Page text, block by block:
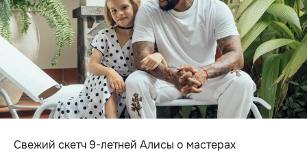
Свежий скетч 9-летней Алисы о мастерах